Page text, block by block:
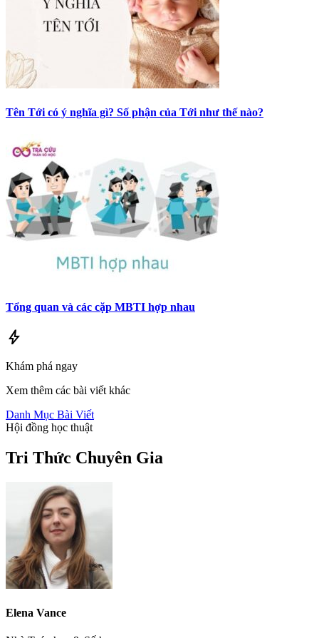
Tên Tới có ý nghĩa gì? Số phận của Tới như thế nào?
Tổng quan và các cặp MBTI hợp nhau
bolt
Khám phá ngay
Xem thêm các bài viết khác
Danh Mục Bài Viết
Hội đồng học thuật
Tri Thức Chuyên Gia
Elena Vance